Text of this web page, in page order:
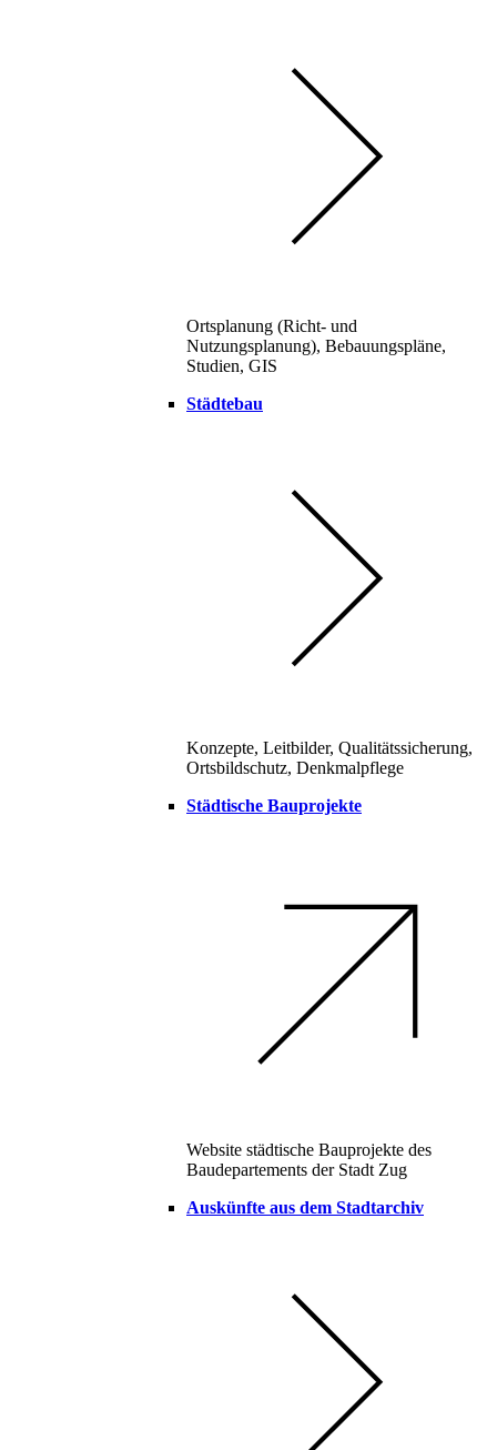
Ortsplanung (Richt- und
Nutzungsplanung), Bebauungspläne,
Studien, GIS
Städtebau
Konzepte, Leitbilder, Qualitätssicherung,
Ortsbildschutz, Denkmalpflege
Städtische Bauprojekte
Website städtische Bauprojekte des
Baudepartements der Stadt Zug
Auskünfte aus dem Stadtarchiv